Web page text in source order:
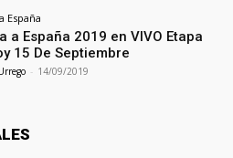
España
a España 2019 en VIVO Etapa
15 De Septiembre
- 14/09/2019